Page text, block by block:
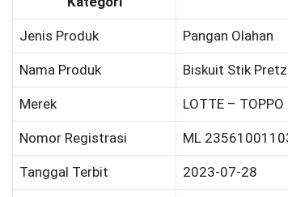
Jenis Produk Pangan Olahan
Nama Produk Biskuit Stik
Merek LOTTE – TOPPO
Nomor Registrasi ML
Tanggal Terbit 2023-07-28